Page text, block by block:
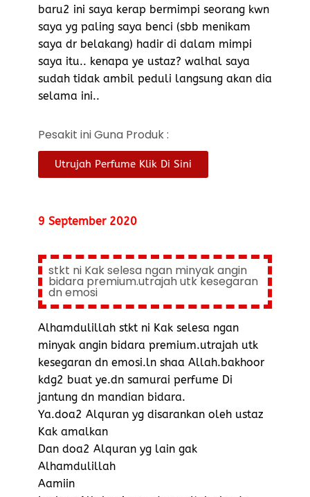
baru2 ini saya kerap bermimpi seorang kwn
saya yg paling saya benci (sbb menikam
saya dr belakang) hadir di dalam mimpi
saya itu.. kenapa ye ustaz? walhal saya
sudah tidak ambil peduli langsung akan dia
selama ini..
Pesakit ini Guna Produk :
Utrujah Perfume Klik Di Sini
9 September 2020
stkt ni Kak selesa ngan minyak angin
bidara premium.utrajah utk kesegaran
dn emosi
Alhamdulillah stkt ni Kak selesa ngan
minyak angin bidara premium.utrajah utk
kesegaran dn emosi.ln shaa Allah.bakhoor
kdg2 buat ye.dn samurai perfume Di
jantung dn mandian bidara.
Ya.doa2 Alquran yg disarankan oleh ustaz
Kak amalkan
Dan doa2 Alquran yg lain gak
Alhamdulillah
Aamiin